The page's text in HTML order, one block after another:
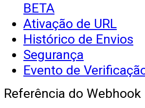
BETA
Ativação de URL
Histórico de Envios
Segurança
Evento de
Referência do Webhook